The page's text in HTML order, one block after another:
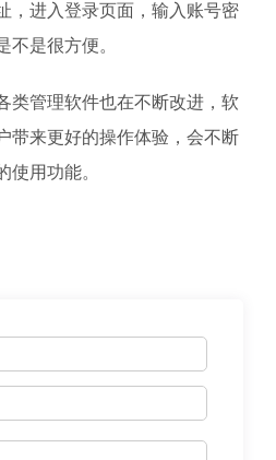
，进入登录页面，输入账号密
不是很方便。
管理软件也在不断改进，软
带来更好的操作体验，会不断
使用功能。